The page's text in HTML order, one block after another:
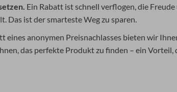
Ein Rabatt ist schnell verflogen, die
Das ist der smarteste Weg zu sparen.
eines anonymen Preisnachlasses bieten wir
das perfekte Produkt zu finden – ein Vorteil,